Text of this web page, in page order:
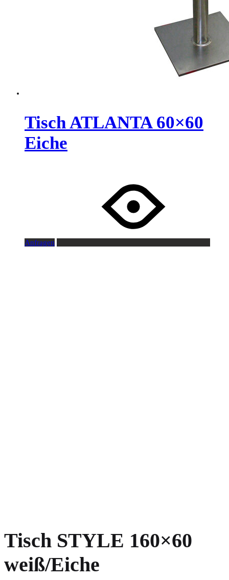
Tisch ATLANTA 60×60
Eiche
Anfragen
Tisch STYLE 160×60
weiß/Eiche